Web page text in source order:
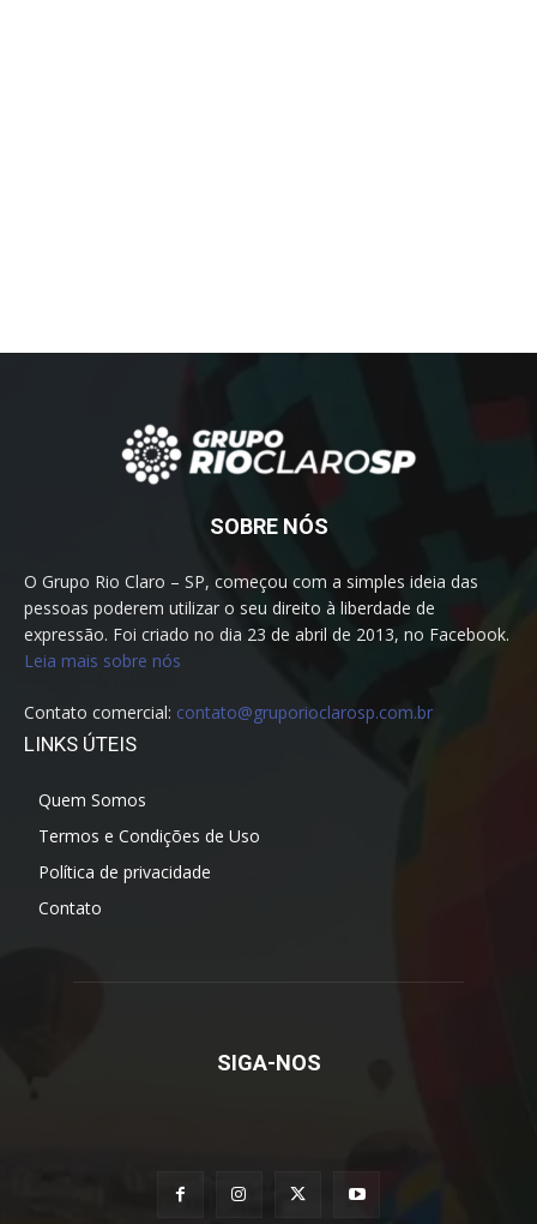
SOBRE NÓS
O Grupo Rio Claro – SP, começou com a simples ideia das
pessoas poderem utilizar o seu direito à liberdade de
expressão. Foi criado no dia 23 de abril de 2013, no Facebook.
Leia mais sobre nós
Contato comercial: contato@gruporioclarosp.com.br
LINKS ÚTEIS
Quem Somos
Termos e Condições de Uso
Política de privacidade
Contato
SIGA-NOS